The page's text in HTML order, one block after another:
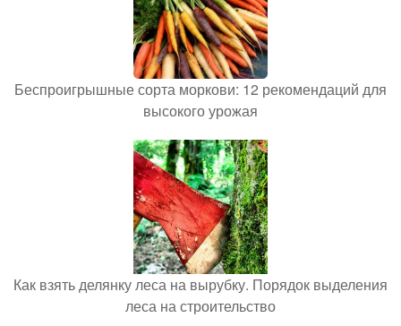
Беспроигрышные сорта моркови: 12 рекомендаций для
высокого урожая
Как взять делянку леса на вырубку. Порядок выделения
леса на строительство